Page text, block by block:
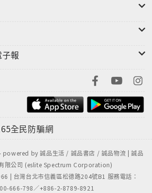
片。 B面巴拉圭豎琴的音樂就比A
洲音樂。即使沒有聽過，這些中南
是第一流的。
唱片公司向Arion唱片公司購買二
「Mamba Percussions Vol. 1」
，而「The Magic of The
」則收錄其中六首，集成一張黑
是想讓年輕一代的黑膠迷能有機會
采。印象中這二張CD我都有，不過
年以上沒聽過了，本想找出來跟黑
報
全民防騙網
powered by 誠品生活 / 誠品書店 / 誠品物流 | 誠品
限公司 (eslite Spectrum Corporation)
| 台灣台北市信義區松德路204號B1 服務電話：
666-798／+886-2-8789-8921